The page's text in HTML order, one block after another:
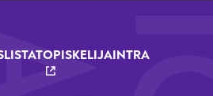
OPISKELIJAINTRA